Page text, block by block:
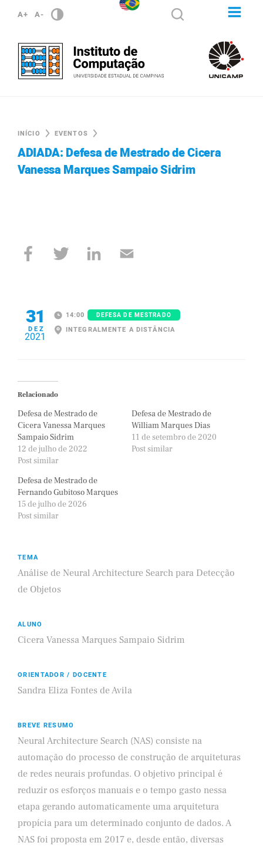
A+ A-
INÍCIO EVENTOS
ADIADA: Defesa de Mestrado de Cicera
Vanessa Marques Sampaio Sidrim
31
DEZ
2021
14:00 DEFESA DE MESTRADO
INTEGRALMENTE A DISTÂNCIA
Relacionado
Defesa de Mestrado de
Cicera Vanessa Marques
Sampaio Sidrim
12 de julho de 2022
Post similar
Defesa de Mestrado de
William Marques Dias
11 de setembro de 2020
Post similar
Defesa de Mestrado de
Fernando Gubitoso Marques
15 de julho de 2026
Post similar
TEMA
Análise de Neural Architecture Search para Detecção
de Objetos
ALUNO
Cicera Vanessa Marques Sampaio Sidrim
ORIENTADOR / DOCENTE
Sandra Eliza Fontes de Avila
BREVE RESUMO
Neural Architecture Search (NAS) consiste na
automação do processo de construção de arquiteturas
de redes neurais profundas. O objetivo principal é
reduzir os esforços manuais e o tempo gasto nessa
etapa gerando automaticamente uma arquitetura
propícia para um determinado conjunto de dados. A
NAS foi proposta em 2017 e, desde então, diversas